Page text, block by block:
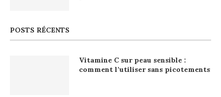
POSTS RÉCENTS
Vitamine C sur peau sensible :
comment l’utiliser sans picotements